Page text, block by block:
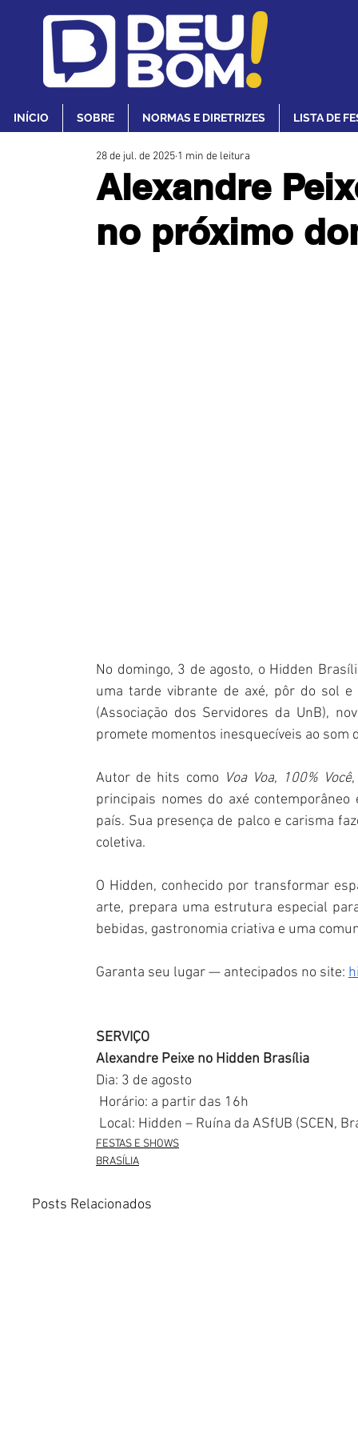
INÍCIO SOBRE NORMAS E DIRETRIZES LISTA DE
Alexandre
no próximo
28 de jul. de 2025 1 min de leitura
No domingo, 3 de agosto, o Hidden
uma tarde vibrante de axé, pôr do sol
(Associação dos Servidores da UnB),
promete momentos inesquecíveis ao som
Autor de hits como Voa Voa, 100% Você
principais nomes do axé
país. Sua presença de palco e carisma
coletiva.
O Hidden, conhecido por transformar
arte, prepara uma estrutura especial
bebidas, gastronomia criativa e uma
Garanta seu lugar — antecipados no site:
SERVIÇO
Alexandre Peixe no Hidden Brasília
Dia: 3 de agosto
Horário: a partir das 16h
Local: Hidden – Ruína da ASfUB (SCEN,
FESTAS E SHOWS
BRASÍLIA
Posts Relacionados